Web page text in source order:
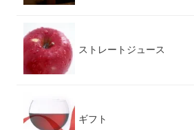
ストレートジュース
ギフト